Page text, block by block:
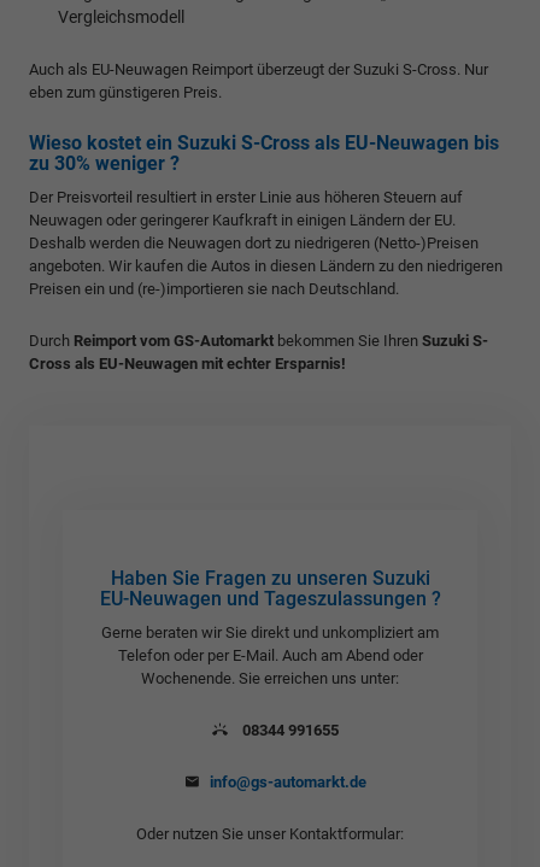
Vergleichsmodell
Auch als EU-Neuwagen Reimport überzeugt der Suzuki S-Cross. Nur
eben zum günstigeren Preis.
Wieso kostet ein Suzuki S-Cross als EU-Neuwagen bis
zu 30% weniger ?
Der Preisvorteil resultiert in erster Linie aus höheren Steuern auf
Neuwagen oder geringerer Kaufkraft in einigen Ländern der EU.
Deshalb werden die Neuwagen dort zu niedrigeren (Netto-)Preisen
angeboten. Wir kaufen die Autos in diesen Ländern zu den niedrigeren
Preisen ein und (re-)importieren sie nach Deutschland.
Durch Reimport vom GS-Automarkt bekommen Sie Ihren Suzuki S-
Cross als EU-Neuwagen mit echter Ersparnis!
Haben Sie Fragen zu unseren Suzuki
EU-Neuwagen und Tageszulassungen ?
Gerne beraten wir Sie direkt und unkompliziert am
Telefon oder per E-Mail. Auch am Abend oder
Wochenende. Sie erreichen uns unter:
08344 991655
info@gs-automarkt.de
Oder nutzen Sie unser Kontaktformular: